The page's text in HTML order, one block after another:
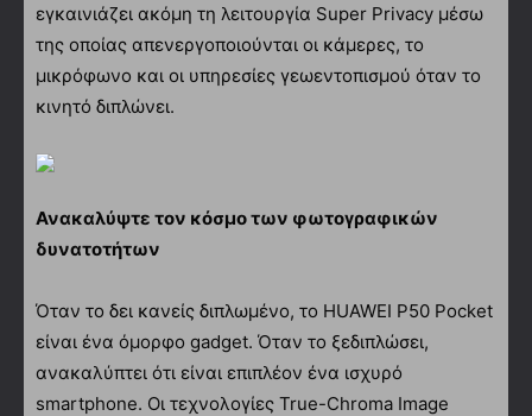
εγκαινιάζει ακόμη τη λειτουργία Super Privacy μέσω
της οποίας απενεργοποιούνται οι κάμερες, το
μικρόφωνο και οι υπηρεσίες γεωεντοπισμού όταν το
κινητό διπλώνει.
Ανακαλύψτε τον κόσμο των φωτογραφικών
δυνατοτήτων
Όταν το δει κανείς διπλωμένο, το HUAWEI P50 Pocket
είναι ένα όμορφο gadget. Όταν το ξεδιπλώσει,
ανακαλύπτει ότι είναι επιπλέον ένα ισχυρό
smartphone. Οι τεχνολογίες True-Chroma Image